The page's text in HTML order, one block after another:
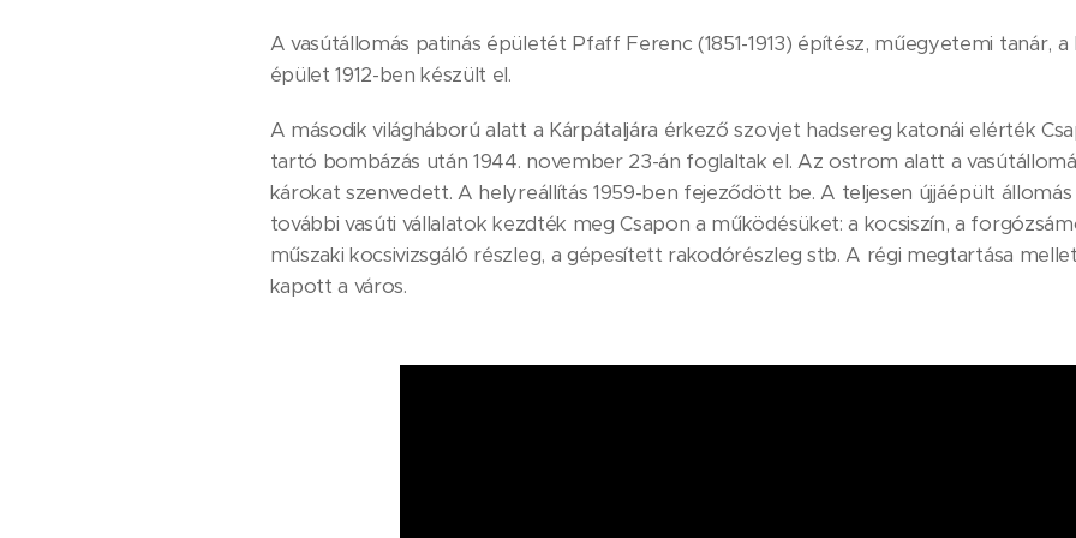
A vasútállomás patinás épületét Pfaff Ferenc (1851-1913) építész, műegyetemi tanár,
épület 1912-ben készült el.
A második világháború alatt a Kárpátaljára érkező szovjet hadsereg katonái elérték
tartó bombázás után 1944. november 23-án foglaltak el. Az ostrom alatt a
károkat szenvedett. A helyreállítás 1959-ben fejeződött be. A teljesen újjáépült
további vasúti vállalatok kezdték meg Csapon a működésüket: a kocsiszín, a
műszaki kocsivizsgáló részleg, a gépesített rakodórészleg stb. A régi megtartása
kapott a város.